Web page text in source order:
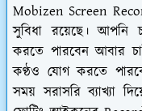
Mobizen Screen
সুবিধা রয়েছে। আপনি
করতে পারবেন আবার
কণ্ঠও যোগ করতে
সময় সরাসরি ব্যাখ্যা